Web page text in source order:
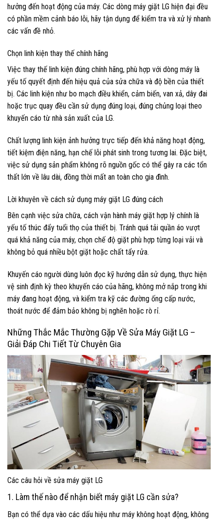
hưởng đến hoạt động của máy. Các dòng máy giặt LG hiện đại đều
có phần mềm cảnh báo lỗi, hãy tận dụng để kiểm tra và xử lý nhanh
các vấn đề nhỏ.
Chọn linh kiện thay thế chính hãng
Việc thay thế linh kiện đúng chính hãng, phù hợp với dòng máy là
yếu tố quyết định đến hiệu quả của sửa chữa và độ bền của thiết
bị. Các linh kiện như bo mạch điều khiển, cảm biến, van xả, dây đai
hoặc trục quay đều cần sử dụng đúng loại, đúng chủng loại theo
khuyến cáo từ nhà sản xuất của LG.
Chất lượng linh kiện ảnh hưởng trực tiếp đến khả năng hoạt động,
tiết kiệm điện năng, hạn chế lỗi phát sinh trong tương lai. Đặc biệt,
việc sử dụng sản phẩm không rõ nguồn gốc có thể gây ra các tổn
thất lớn về lâu dài, đồng thời mất an toàn cho gia đình.
Lời khuyên về cách sử dụng máy giặt LG đúng cách
Bên cạnh việc sửa chữa, cách vận hành máy giặt hợp lý chính là
yếu tố thúc đẩy tuổi thọ của thiết bị. Tránh quá tải quần áo vượt
quá khả năng của máy, chọn chế độ giặt phù hợp từng loại vải và
không bỏ quá nhiều bột giặt hoặc chất tẩy rửa.
Khuyến cáo người dùng luôn đọc kỹ hướng dẫn sử dụng, thực hiện
vệ sinh định kỳ theo khuyến cáo của hãng, không mở nắp trong khi
máy đang hoạt động, và kiểm tra kỹ các đường ống cấp nước,
thoát nước để đảm bảo không bị nghẽn hoặc rò rỉ.
Những Thắc Mắc Thường Gặp Về Sửa Máy Giặt LG –
Giải Đáp Chi Tiết Từ Chuyên Gia
Các câu hỏi về sửa máy giặt LG
1. Làm thế nào để nhận biết máy giặt LG cần sửa?
Bạn có thể dựa vào các dấu hiệu như máy không hoạt động, không